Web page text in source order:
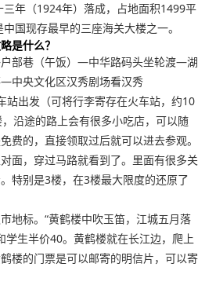
年（1924年）落成，占地面积1499平
国现存最早的三座海关大楼之一。
是什么？
部巷（午饭）—中华路码头坐轮渡—湖
中央文化区汉秀剧场看汉秀
站出发（可将行李寄存在火车站，约10
沿途的路上会有很多小吃店，可以随
费的，直接领取过后就可以进去参观。
面，穿过马路就看到了。里面有很多关
特别是3楼，在3楼最大限度的还原了
地标。“黄鹤楼中吹玉笛，江城五月落
学生半价40。黄鹤楼就在长江边，爬上
楼的门票是可以邮寄的明信片，可以寄